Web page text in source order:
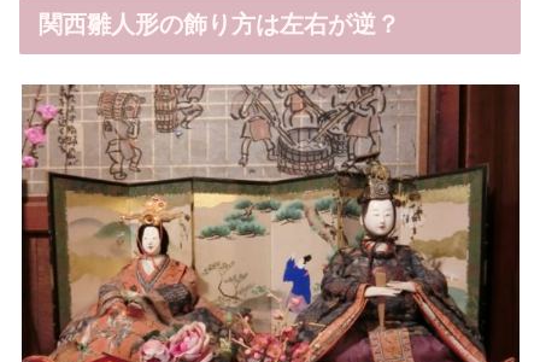
関西雛人形の飾り方は左右が逆？